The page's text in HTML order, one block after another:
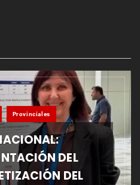
Provinciales
DEL
DEL